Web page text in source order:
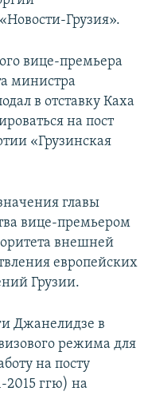
Грузия».
вице-премьера
министра
в отставку Каха
на пост
«Грузинская
главы
вице-премьером
внешней
европейских
Грузии.
Джанелидзе в
режима для
на посту
2015 ггю) на